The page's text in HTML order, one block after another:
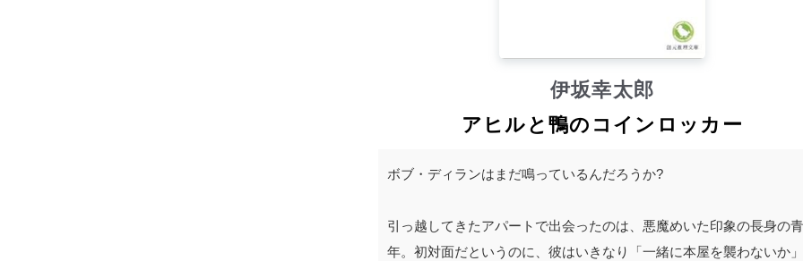
伊坂幸太郎
アヒルと鴨のコインロッカー
ボブ・ディランはまだ鳴っているんだろうか?
引っ越してきたアパートで出会ったのは、悪魔めいた印象の長身の青
年。初対面だというのに、彼はいきなり「一緒に本屋を襲わないか